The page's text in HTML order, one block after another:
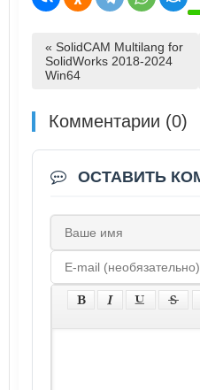
« SolidCAM Multilang for
SolidWorks 2018-2024
Win64
Комментарии (0)
ОСТАВИТЬ